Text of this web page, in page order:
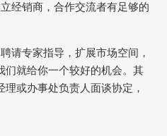
经销商，合作交流者有足够的
请专家指导，扩展市场空间，
们就给你一个较好的机会。其
或办事处负责人面谈协定，